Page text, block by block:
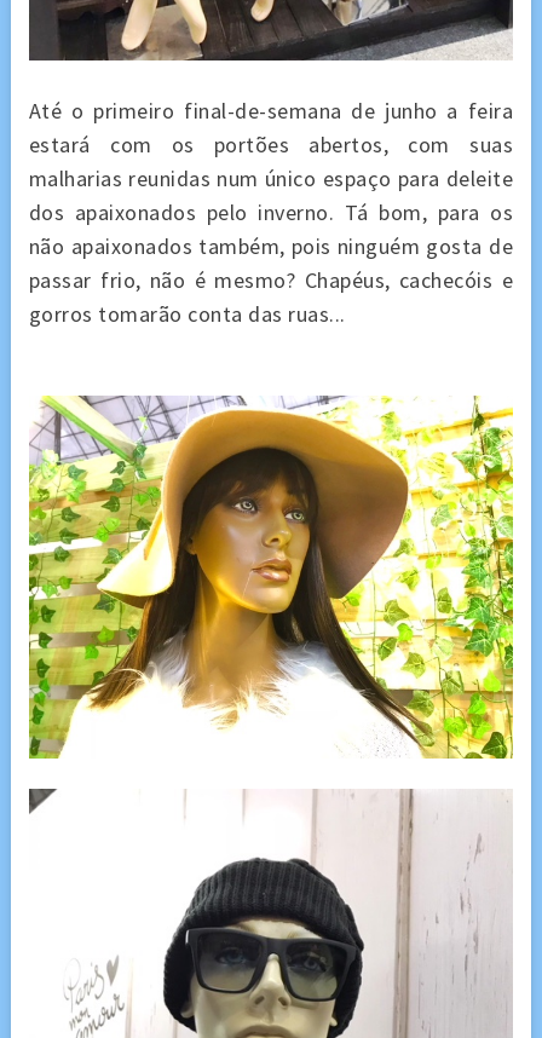
Até o primeiro final-de-semana de junho a feira
estará com os portões abertos, com suas
malharias reunidas num único espaço para deleite
dos apaixonados pelo inverno. Tá bom, para os
não apaixonados também, pois ninguém gosta de
passar frio, não é mesmo? Chapéus, cachecóis e
gorros tomarão conta das ruas...